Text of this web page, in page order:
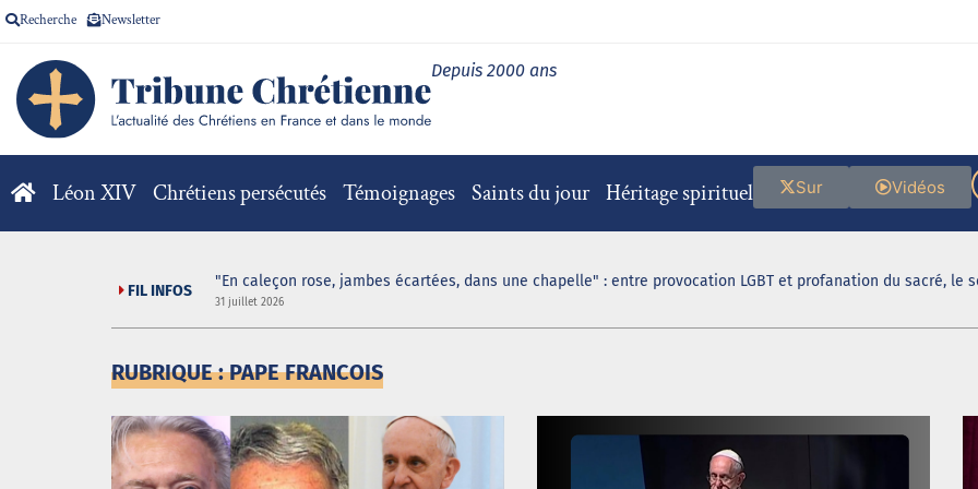
Recherche Newsletter
Depuis 2000 ans
Léon XIV Chrétiens persécutés Témoignages Saints du jour Héritage spirituel Vidéos
Sur
FIL INFOS "En caleçon rose, jambes écartées, dans une chapelle" : entre provocation LGBT et profanation du sacré, le
31 juillet 2026
RUBRIQUE : PAPE FRANCOIS